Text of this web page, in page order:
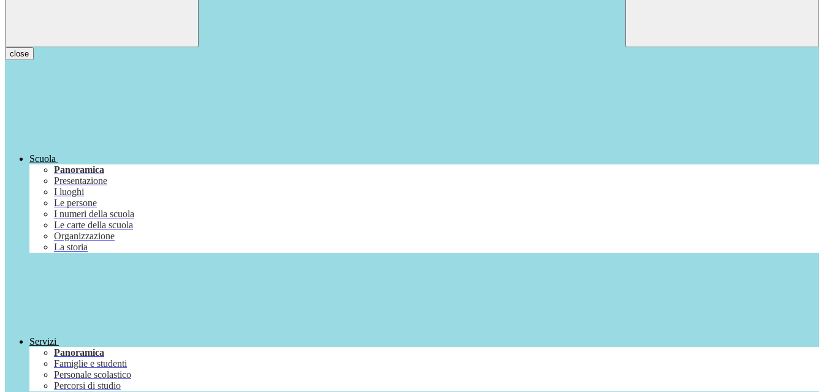
close
Scuola
Panoramica
Presentazione
I luoghi
Le persone
I numeri della scuola
Le carte della scuola
Organizzazione
La storia
Servizi
Panoramica
Famiglie e studenti
Personale scolastico
Percorsi di studio